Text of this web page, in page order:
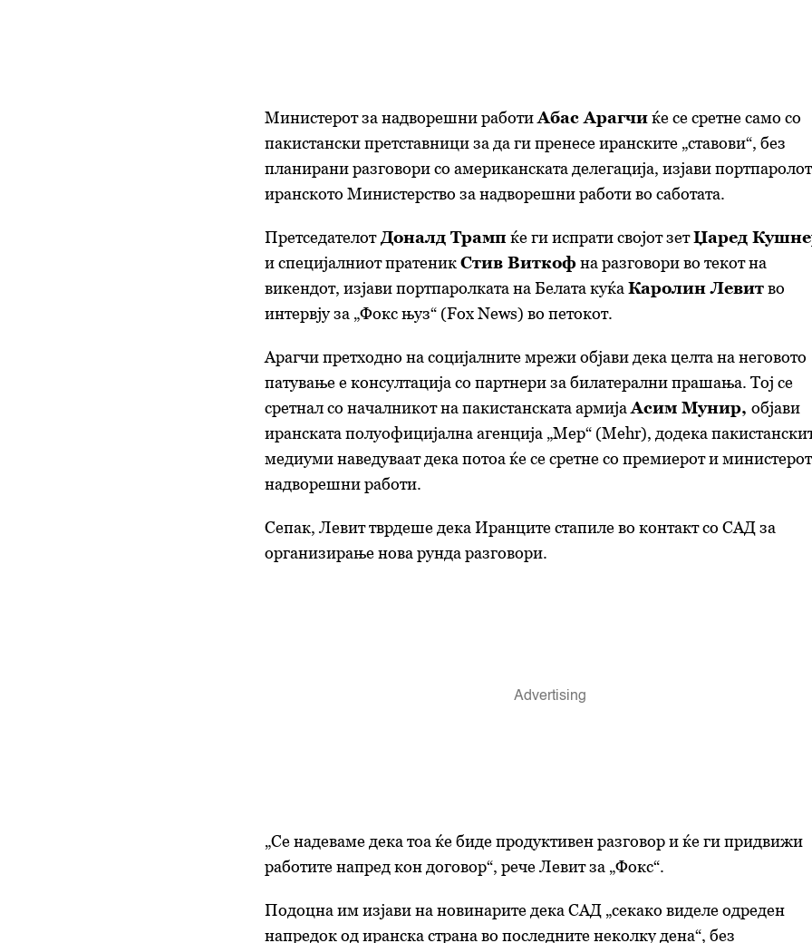
Министерот за надворешни работиАбас Арагчиќе се сретне само со
пакистански претставници за да ги пренесе иранските „ставови“, без
планирани разговори со американската делегација, изјави
иранското Министерство за надворешни работи во саботата.
ПретседателотДоналд Трамп ќе ги испрати својот зетЏаред
и специјалниот пратеникСтив Виткофна разговори во текот на
викендот, изјави портпаролката на Белата куќа Каролин Левитво
интервју за „Фокс њуз“ (Fox News) во петокот.
Арагчи претходно на социјалните мрежи објави дека целта на неговото
патување е консултација со партнери за билатерални прашања. Тој се
сретнал со началникот на пакистанската армија Асим Мунир, објави
иранската полуофицијална агенција „Мер“ (Mehr), додека
медиуми наведуваат дека потоа ќе се сретне со премиерот и
надворешни работи.
Сепак, Левит тврдеше дека Иранците стапиле во контакт со САД за
организирање нова рунда разговори.
„Се надеваме дека тоа ќе биде продуктивен разговор и ќе ги придвижи
работите напред кон договор“, рече Левит за „Фокс“.
Подоцна им изјави на новинарите дека САД „секако виделе одреден
напредок од иранска страна во последните неколку дена“, без